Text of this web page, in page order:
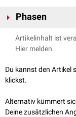
Phasen
Man unterscheidet drei
frühes Wechselgebiss
spätes
Artikelinhalt ist
Hier melden
Du kannst den Artikel
klickst.
Alternativ kümmert
Deine zusätzlichen